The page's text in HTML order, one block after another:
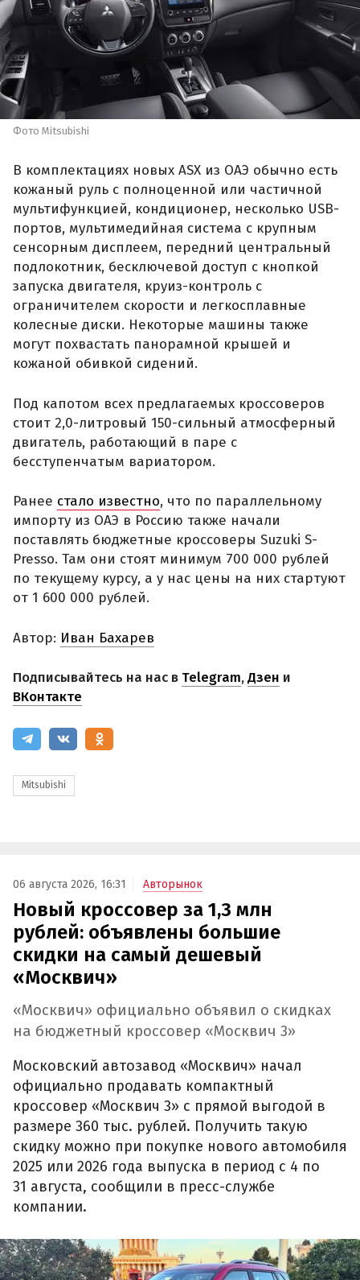
Фото Mitsubishi
В комплектациях новых ASX из ОАЭ обычно есть
кожаный руль с полноценной или частичной
мультифункцией, кондиционер, несколько USB-
портов, мультимедийная система с крупным
сенсорным дисплеем, передний центральный
подлокотник, бесключевой доступ с кнопкой
запуска двигателя, круиз-контроль с
ограничителем скорости и легкосплавные
колесные диски. Некоторые машины также
могут похвастать панорамной крышей и
кожаной обивкой сидений.
Под капотом всех предлагаемых кроссоверов
стоит 2,0-литровый 150-сильный атмосферный
двигатель, работающий в паре с
бесступенчатым вариатором.
Ранее стало известно, что по параллельному
импорту из ОАЭ в Россию также начали
поставлять бюджетные кроссоверы Suzuki S-
Presso. Там они стоят минимум 700 000 рублей
по текущему курсу, а у нас цены на них стартуют
от 1 600 000 рублей.
Автор: Иван Бахарев
Подписывайтесь на нас в Telegram,Дзен и
ВКонтакте
Mitsubishi
06 августа 2026, 16:31 Авторынок
Новый кроссовер за 1,3 млн
рублей: объявлены большие
скидки на самый дешевый
«Москвич»
«Москвич» официально объявил о скидках
на бюджетный кроссовер «Москвич 3»
Московский автозавод «Москвич» начал
официально продавать компактный
кроссовер «Москвич 3» с прямой выгодой в
размере 360 тыс. рублей. Получить такую
скидку можно при покупке нового автомобиля
2025 или 2026 года выпуска в период с 4 по
31 августа, сообщили в пресс-службе
компании.